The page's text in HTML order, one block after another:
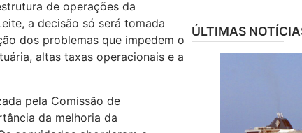
de operações da
a decisão só será tomada
dos problemas que impedem o
altas taxas operacionais e a
pela Comissão de
da melhoria da
ÚLTIMAS